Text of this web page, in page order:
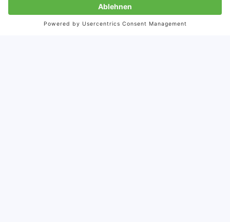
Textarbeit war Storymaker auch für begleitende
Infografiken für Live-Demonstrationen zuständig.